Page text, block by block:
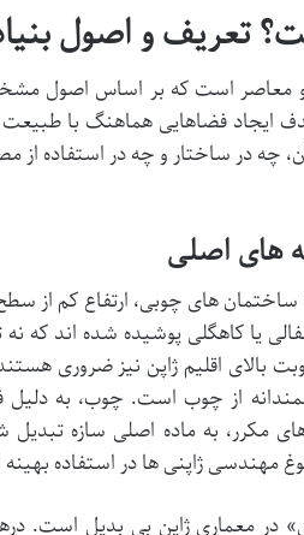
تعریف و اصول
و معاصر است که بر اساس اصول
ایجاد فضاهایی هماهنگ با
چه در ساختار و چه در استفاده از
های اصلی
با ساختمان های چوبی، ارتفاع کم
یا کاهگلی پوشیده شده اند که نه
بالای اقلیم ژاپن نیز ضروری
از چوب است. چوب، به دلیل
های مکرر، به ماده اصلی سازه
مهندسی ژاپنی ها در استفاده